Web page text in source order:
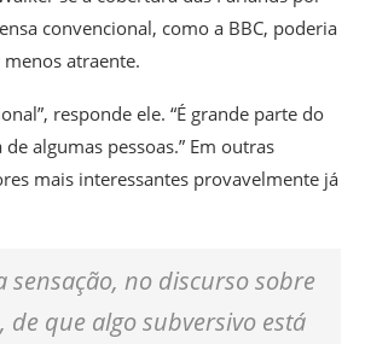
convencional, como a BBC, poderia
atraente.
responde ele. “É grande parte do
algumas pessoas.” Em outras
mais interessantes provavelmente já
sensação, no discurso sobre
de que algo subversivo está